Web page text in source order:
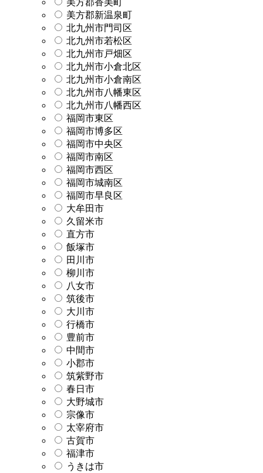
美方郡新温泉町
北九州市門司区
北九州市若松区
北九州市戸畑区
北九州市小倉北区
北九州市小倉南区
北九州市八幡東区
北九州市八幡西区
福岡市東区
福岡市博多区
福岡市中央区
福岡市南区
福岡市西区
福岡市城南区
福岡市早良区
大牟田市
久留米市
直方市
飯塚市
田川市
柳川市
八女市
筑後市
大川市
行橋市
豊前市
中間市
小郡市
筑紫野市
春日市
大野城市
宗像市
太宰府市
古賀市
福津市
うきは市